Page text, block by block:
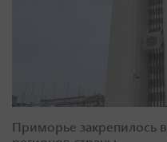
Приморье закрепилось